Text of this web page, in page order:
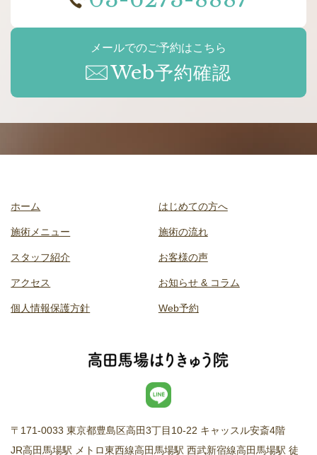
メールでのご予約はこちら
Web予約確認
〒171-0033 東京都豊島区高田3丁目10-22 キャッスル安斎4階
JR高田馬場駅 メトロ東西線高田馬場駅 西武新宿線高田馬場駅 徒
ホーム はじめての方へ
施術メニュー 施術の流れ
スタッフ紹介 お客様の声
アクセス お知らせ & コラム
個人情報保護方針 Web予約